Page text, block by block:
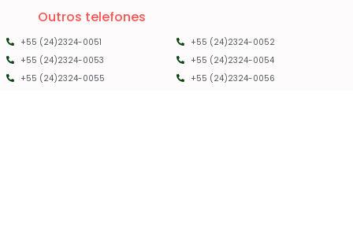
Outros telefones
+55 (24)2324-0051
+55 (24)2324-0052
+55 (24)2324-0053
+55 (24)2324-0054
+55 (24)2324-0055
+55 (24)2324-0056